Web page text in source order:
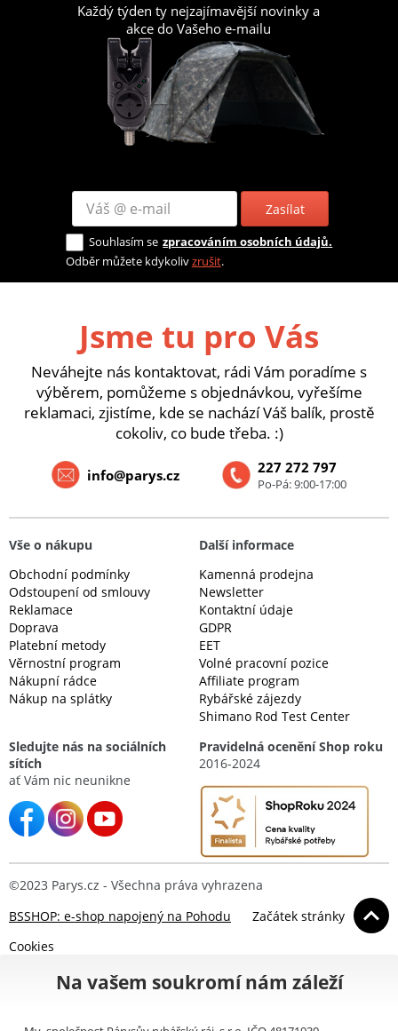
Každý týden ty nejzajímavější novinky a
akce do Vašeho e-mailu
Zasílat
Souhlasím se zpracováním osobních údajů.
Odběr můžete kdykolivzrušit.
Jsme tu pro Vás
Neváhejte nás kontaktovat, rádi Vám poradíme s
výběrem, pomůžeme s objednávkou, vyřešíme
reklamaci, zjistíme, kde se nachází Váš balík, prostě
cokoliv, co bude třeba. :)
227 272 797
Po-Pá: 9:00-17:00
info@parys.cz
Vše o nákupu
Obchodní podmínky
Odstoupení od smlouvy
Reklamace
Doprava
Platební metody
Věrnostní program
Nákupní rádce
Nákup na splátky
Další informace
Kamenná prodejna
Newsletter
Kontaktní údaje
GDPR
EET
Volné pracovní pozice
Affiliate program
Rybářské zájezdy
Shimano Rod Test Center
Sledujte nás na sociálních
sítích
ať Vám nic neunikne
Pravidelná ocenění Shop roku
2016-2024
©2023 Parys.cz - Všechna práva vyhrazena
BSSHOP: e-shop napojený na Pohodu
Začátek stránky
Cookies
Na vašem soukromí nám záleží